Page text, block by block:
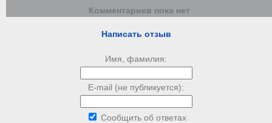
Комментариев пока нет
Написать отзыв
Имя, фамилия:
E-mail (не публикуется):
Сообщить об ответах